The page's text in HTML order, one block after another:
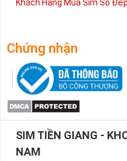
Khách Hàng Mua Sim Số
Chứng nhận
SIM TIỀN GIANG -
NAM